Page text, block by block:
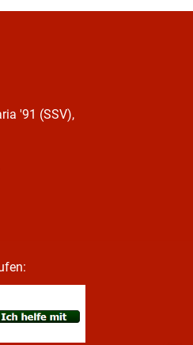
'91 (SSV),